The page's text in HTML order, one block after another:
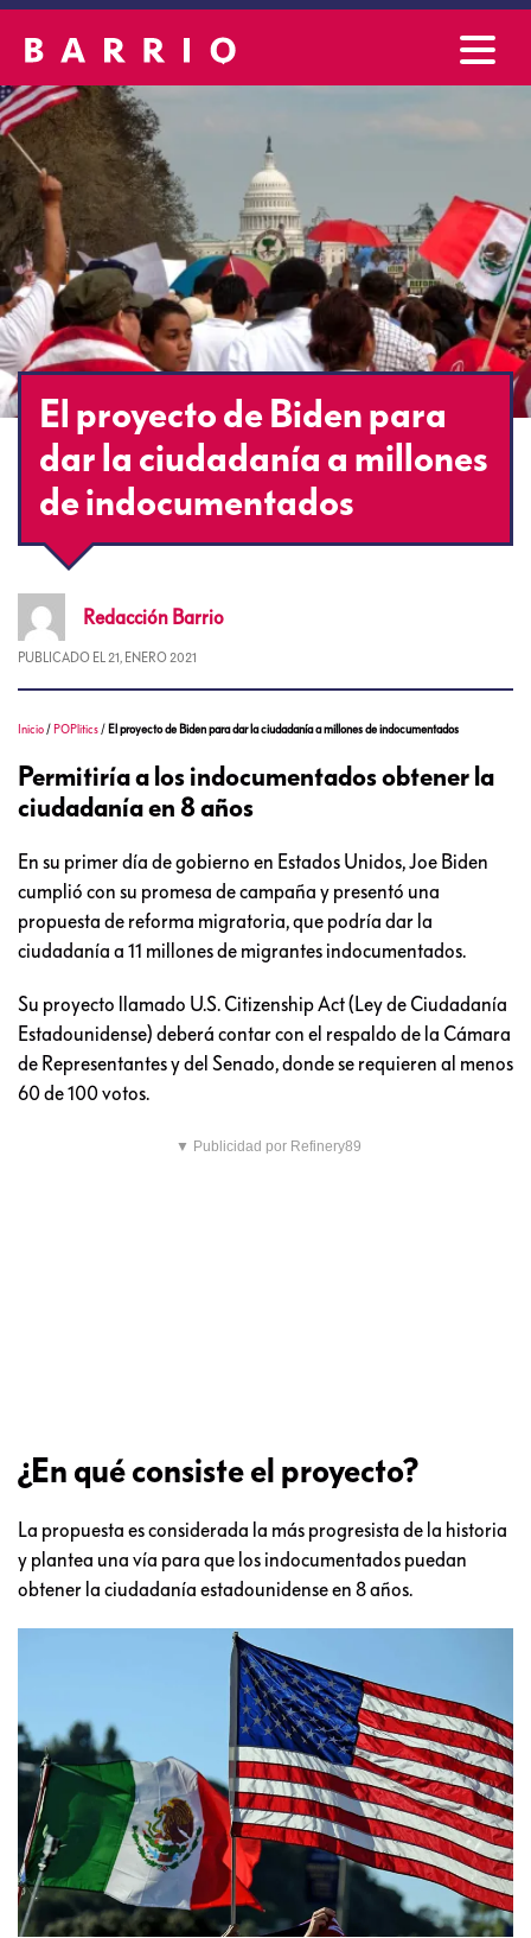
El proyecto de Biden para
dar la ciudadanía a millones
de indocumentados
Redacción Barrio
PUBLICADO EL 21, ENERO 2021
Inicio / POPlitics / El proyecto de Biden para dar la ciudadanía a millones de indocumentados
Permitiría a los indocumentados obtener la
ciudadanía en 8 años
En su primer día de gobierno en Estados Unidos, Joe Biden
cumplió con su promesa de campaña y presentó una
propuesta de reforma migratoria, que podría dar la
ciudadanía a 11 millones de migrantes indocumentados.
Su proyecto llamado U.S. Citizenship Act (Ley de Ciudadanía
Estadounidense) deberá contar con el respaldo de la Cámara
de Representantes y del Senado, donde se requieren al menos
60 de 100 votos.
▼ Publicidad por Refinery89
¿En qué consiste el proyecto?
La propuesta es considerada la más progresista de la historia
y plantea una vía para que los indocumentados puedan
obtener la ciudadanía estadounidense en 8 años.